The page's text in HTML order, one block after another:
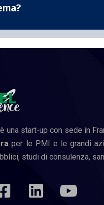
è una start-up con sede in
per le PMI e le grandi
studi di consulenza,